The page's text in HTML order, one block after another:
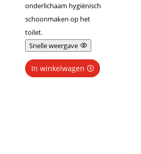
onderlichaam hygiënisch
schoonmaken op het
toilet.
Snelle weergave
In winkelwagen